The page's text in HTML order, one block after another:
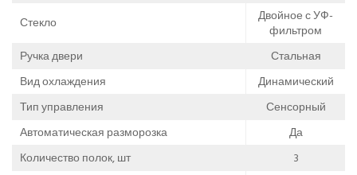
Стекло
Двойное с УФ-
фильтром
Ручка двери
Стальная
Вид охлаждения
Динамический
Тип управления
Сенсорный
Автоматическая разморозка
Да
Количество полок, шт
3